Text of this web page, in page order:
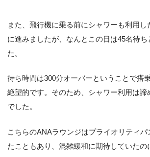
また、飛行機に乗る前にシャワーも利用し
に進みましたが、なんとこの日は45名待ち
た。
待ち時間は300分オーバーということで搭
絶望的です。そのため、シャワー利用は諦
でした。
こちらのANAラウンジはプライオリティ
たこともあり、混雑緩和に期待していたの